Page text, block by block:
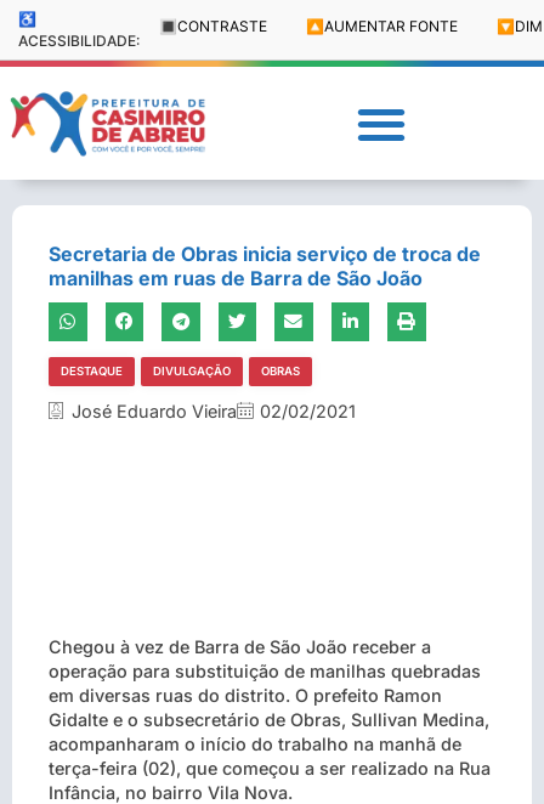
♿
ACESSIBILIDADE:
🔳 CONTRASTE 🔼 AUMENTAR FONTE 🔽
Secretaria de Obras inicia serviço de troca de
manilhas em ruas de Barra de São João
DESTAQUE DIVULGAÇÃO OBRAS
José Eduardo Vieira 02/02/2021
Chegou à vez de Barra de São João receber a
operação para substituição de manilhas quebradas
em diversas ruas do distrito. O prefeito Ramon
Gidalte e o subsecretário de Obras, Sullivan Medina,
acompanharam o início do trabalho na manhã de
terça-feira (02), que começou a ser realizado na Rua
Infância, no bairro Vila Nova.